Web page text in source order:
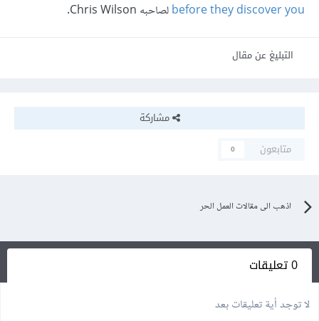
before they discover youلصاحبه Chris Wilson.
التبليغ عن مقال
مشاركة
متابعون
0
اذهب الى مقالات العمل الحر
0 تعليقات
لا توجد أية تعليقات بعد